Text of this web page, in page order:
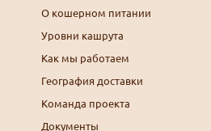
О кошерном питании
Уровни кашрута
Как мы работаем
География доставки
Команда проекта
Документы